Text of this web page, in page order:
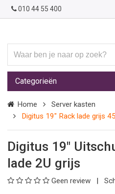
010 44 55 400
ben
je
naar
op
zoek?
Categorieën
Home
Server kasten
Digitus 19" Rack lade grijs
Digitus 19"
lade 2U grijs
Geen review